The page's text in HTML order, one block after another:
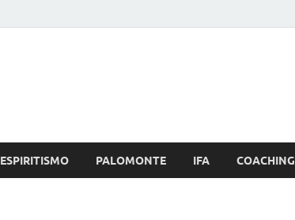
ESPIRITISMO PALOMONTE IFA COACHING